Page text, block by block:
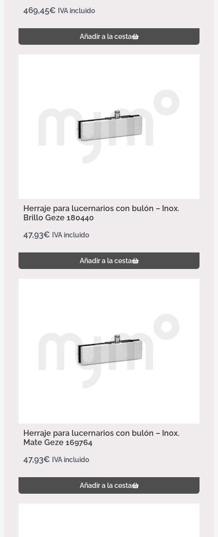
469,45€ IVA incluido
Añadir a la cesta
Herraje para lucernarios con bulón – Inox.
Brillo Geze 180440
47,93€ IVA incluido
Añadir a la cesta
Herraje para lucernarios con bulón – Inox.
Mate Geze 169764
47,93€ IVA incluido
Añadir a la cesta